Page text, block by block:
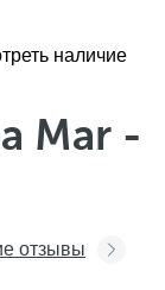
наличие
Mar -
отзывы